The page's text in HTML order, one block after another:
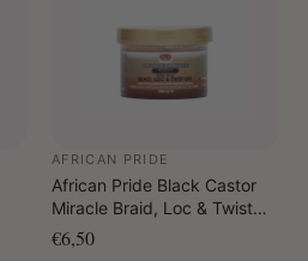
AFRICAN PRIDE
African Pride Black Castor
Miracle Braid, Loc & Twist
Gel 8oz.
€6,50